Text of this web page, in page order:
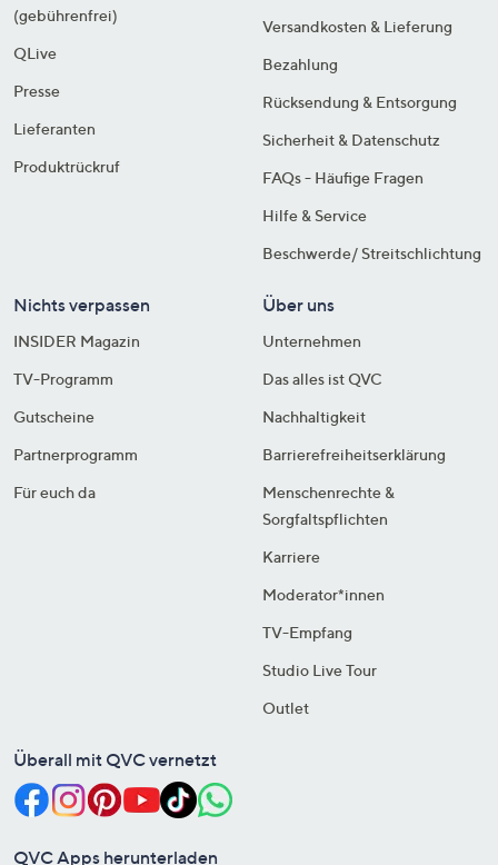
(gebührenfrei)
QLive
Presse
Lieferanten
Produktrückruf
Versandkosten & Lieferung
Bezahlung
Rücksendung & Entsorgung
Sicherheit & Datenschutz
FAQs - Häufige Fragen
Hilfe & Service
Beschwerde/ Streitschlichtung
Nichts verpassen
INSIDER Magazin
TV-Programm
Gutscheine
Partnerprogramm
Für euch da
Über uns
Unternehmen
Das alles ist QVC
Nachhaltigkeit
Barrierefreiheitserklärung
Menschenrechte &
Sorgfaltspflichten
Karriere
Moderator*innen
TV-Empfang
Studio Live Tour
Outlet
Überall mit QVC vernetzt
QVC Apps herunterladen